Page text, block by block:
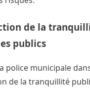
de la
publics
police municipale
de la tranquillité